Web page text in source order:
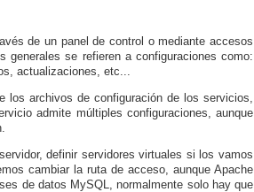
de un panel de control o mediante accesos
se refieren a configuraciones como:
actualizaciones, etc...
los archivos de configuración de los servicios,
admite múltiples configuraciones, aunque
definir servidores virtuales si los vamos
cambiar la ruta de acceso, aunque Apache
de datos MySQL, normalmente solo hay que